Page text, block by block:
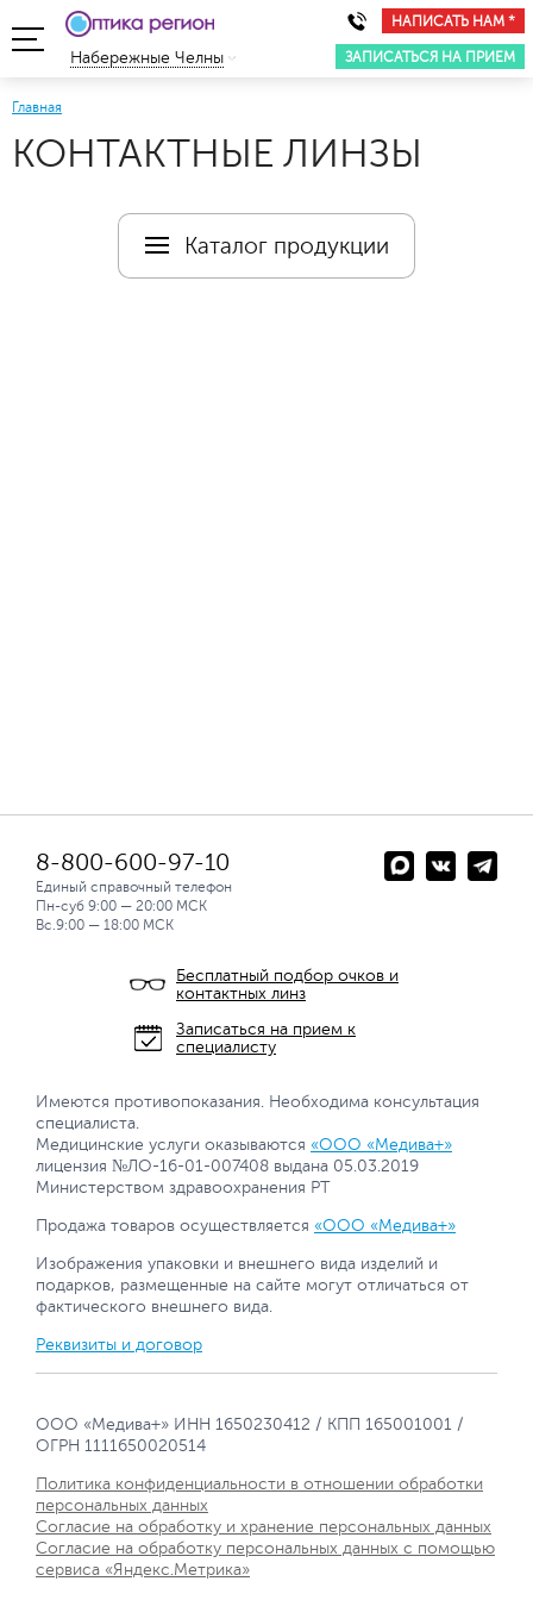
НАПИСАТЬ НАМ *
ЗАПИСАТЬСЯ НА ПРИЕМ
Набережные Челны
Главная
КОНТАКТНЫЕ ЛИНЗЫ
Каталог продукции
8-800-600-97-10
Единый справочный телефон
Пн-суб 9:00 — 20:00 МСК
Вс.9:00 — 18:00 МСК
Бесплатный подбор очков и
контактных линз
Записаться на прием к
специалисту
Имеются противопоказания. Необходима консультация
специалиста.
Медицинские услуги оказываются «ООО «Медива+»
лицензия №ЛО-16-01-007408 выдана 05.03.2019
Министерством здравоохранения РТ
Продажа товаров осуществляется «ООО «Медива+»
Изображения упаковки и внешнего вида изделий и
подарков, размещенные на сайте могут отличаться от
фактического внешнего вида.
Реквизиты и договор
ООО «Медива+» ИНН 1650230412 / КПП 165001001 /
ОГРН 1111650020514
Политика конфиденциальности в отношении обработки
персональных данных
Согласие на обработку и хранение персональных данных
Согласие на обработку персональных данных с помощью
сервиса «Яндекс.Метрика»